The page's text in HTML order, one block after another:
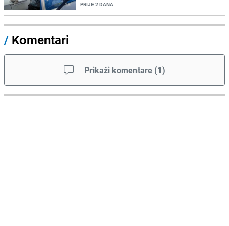
PRIJE 2 DANA
/ Komentari
Prikaži komentare (1)